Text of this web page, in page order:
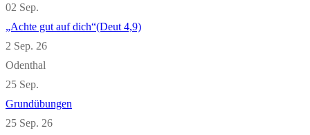
02 Sep.
„Achte gut auf dich“(Deut 4,9)
2 Sep. 26
Odenthal
25 Sep.
Grundübungen
25 Sep. 26